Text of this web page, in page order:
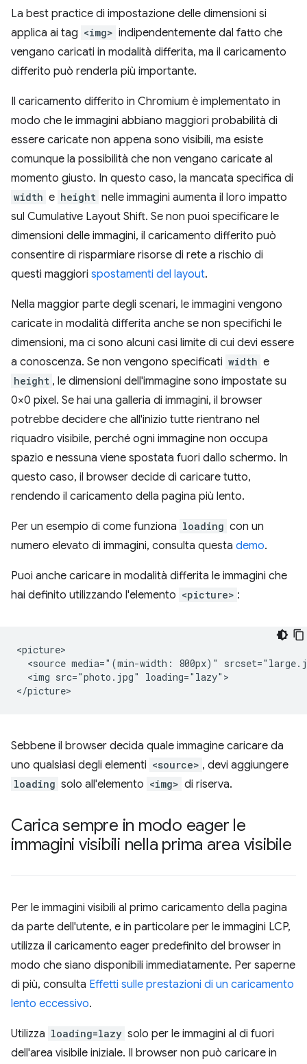
La best practice di impostazione delle dimensioni si
applica ai tag <img> indipendentemente dal fatto che
vengano caricati in modalità differita, ma il caricamento
differito può renderla più importante.
Il caricamento differito in Chromium è implementato in
modo che le immagini abbiano maggiori probabilità di
essere caricate non appena sono visibili, ma esiste
comunque la possibilità che non vengano caricate al
momento giusto. In questo caso, la mancata specifica di
width e height nelle immagini aumenta il loro impatto
sul Cumulative Layout Shift. Se non puoi specificare le
dimensioni delle immagini, il caricamento differito può
consentire di risparmiare risorse di rete a rischio di
questi maggiori spostamenti del layout.
Nella maggior parte degli scenari, le immagini vengono
caricate in modalità differita anche se non specifichi le
dimensioni, ma ci sono alcuni casi limite di cui devi essere
a conoscenza. Se non vengono specificati width e
height , le dimensioni dell'immagine sono impostate su
0×0 pixel. Se hai una galleria di immagini, il browser
potrebbe decidere che all'inizio tutte rientrano nel
riquadro visibile, perché ogni immagine non occupa
spazio e nessuna viene spostata fuori dallo schermo. In
questo caso, il browser decide di caricare tutto,
rendendo il caricamento della pagina più lento.
Per un esempio di come funziona loading con un
numero elevato di immagini, consulta questa demo.
Puoi anche caricare in modalità differita le immagini che
hai definito utilizzando l'elemento <picture> :
<picture>
<source media="(min-width: 800px)"
  <img src="photo.jpg" loading="lazy">
Sebbene il browser decida quale immagine caricare da
uno qualsiasi degli elementi <source> , devi aggiungere
loading solo all'elemento <img> di riserva.
Carica sempre in modo eager le
immagini visibili nella prima area visibile
Per le immagini visibili al primo caricamento della pagina
da parte dell'utente, e in particolare per le immagini LCP,
utilizza il caricamento eager predefinito del browser in
modo che siano disponibili immediatamente. Per saperne
di più, consulta Effetti sulle prestazioni di un caricamento
lento eccessivo.
Utilizza loading=lazy solo per le immagini al di fuori
dell'area visibile iniziale. Il browser non può caricare in